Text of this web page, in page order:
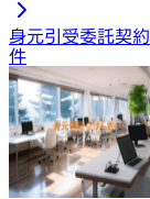
身元引受委託契約
件